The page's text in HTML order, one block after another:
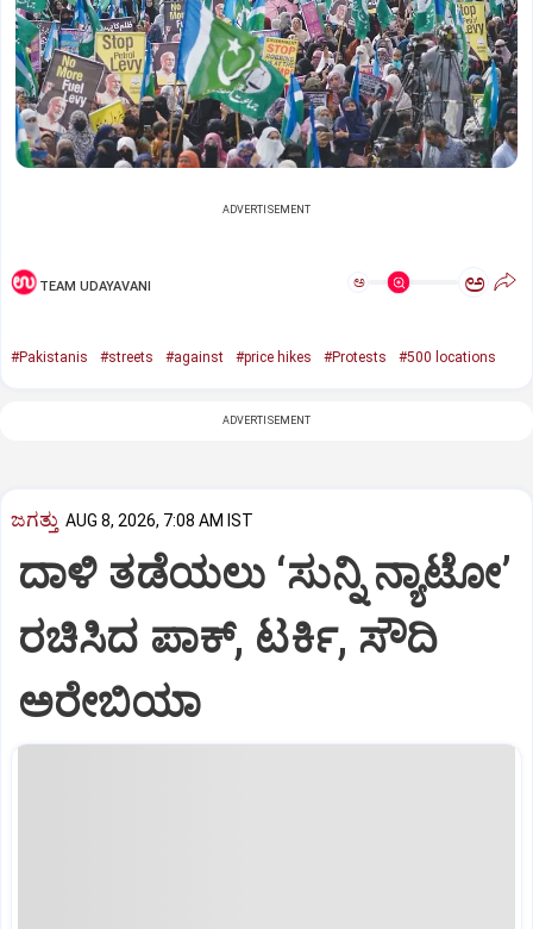
ADVERTISEMENT
TEAM UDAYAVANI ಅ ಅ
#Pakistanis #streets #against #price hikes #Protests #500 locations
ADVERTISEMENT
ಜಗತ್ತು AUG 8, 2026, 7:08 AM IST
ದಾಳಿ ತಡೆಯಲು ‘ಸುನ್ನಿ ನ್ಯಾಟೋ’
ರಚಿಸಿದ ಪಾಕ್‌, ಟರ್ಕಿ, ಸೌದಿ
ಅರೇಬಿಯಾ